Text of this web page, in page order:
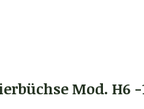
Mod. H6 -